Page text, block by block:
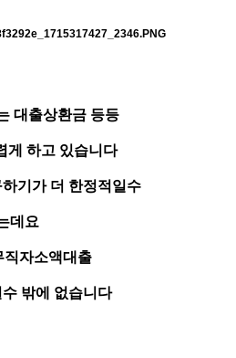
대출상환금 등등
게 하고 있습니다
기가 더 한정적일수
데요
직자소액대출
밖에 없습니다